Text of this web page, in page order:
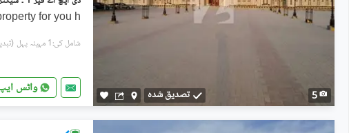
5 تصدیق شدہ
for you h
شامل کی:1 مہینہ پہل
واٹس